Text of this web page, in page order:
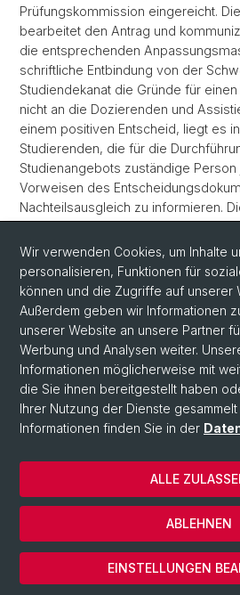
Prüfungskommission eingereicht.
bearbeitet den Antrag und
die entsprechenden
schriftliche Entbindung von der
Studiendekanat die Gründe für
nicht an die Dozierenden und
einem positiven Entscheid, liegt es
Studierenden, die für die
Studienangebots zuständige
Vorweisen des
Nachteilsausgleich zu informieren.
Organisation des
Zuständigkeit des Dozierenden und
Professuren.
© Universität Basel
Datenschutzerklärung
Wir verwenden Cookies, um Inhalte
personalisieren, Funktionen für
können und die Zugriffe auf unserer
Außerdem geben wir Informationen
unserer Website an unsere Partner
Werbung und Analysen weiter.
Informationen möglicherweise mit
die Sie ihnen bereitgestellt haben
Ihrer Nutzung der Dienste
Informationen finden Sie in der
EINSTELLUNGEN
ABLEHNEN
ALLE